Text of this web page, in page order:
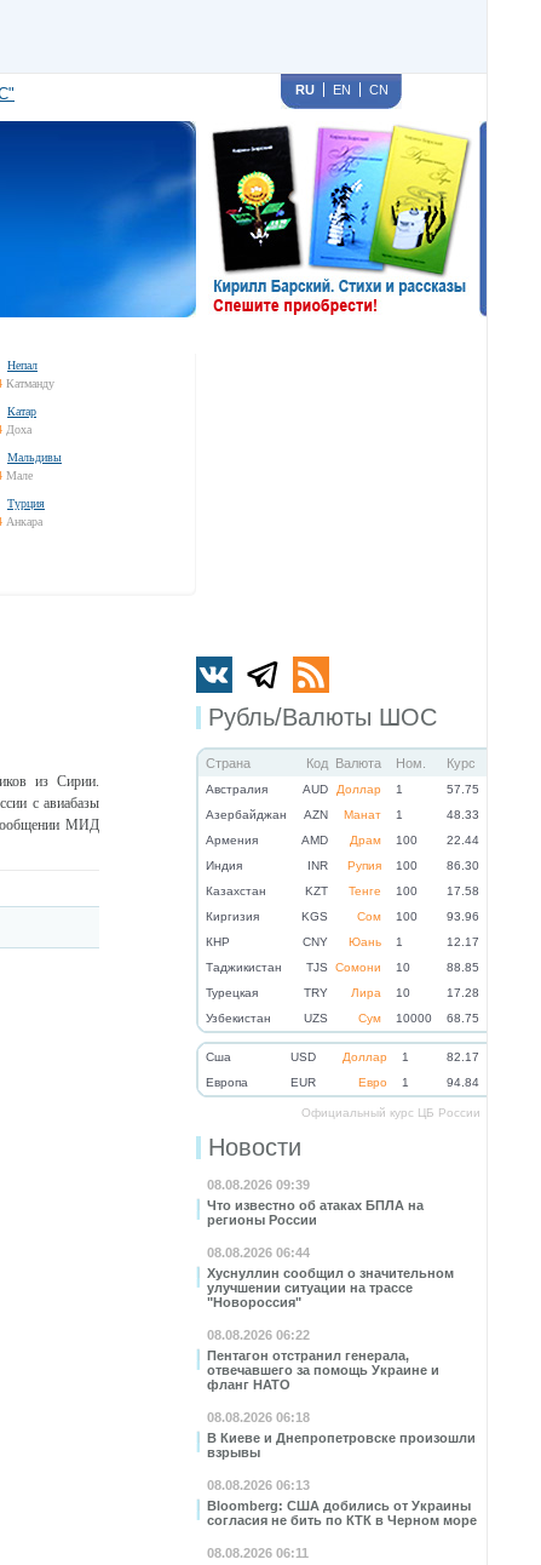
RU EN CN
Непал
Катманду
Катар
Доха
Мальдивы
Мале
Турция
Анкара
Рубль/Валюты ШОС
Страна Код Валюта Ном. Курс
Австралия AUD Доллар 1
57.75
Азербайджан
AZN Манат 1
48.33
Армения
AMD Драм 100
22.44
Индия
INR Рупия 100
86.30
Казахстан
KZT Тенге 100
17.58
Киргизия
KGS Сом 100
93.96
КНР
CNY Юань 1
12.17
Таджикистан
TJS Сомони 10
88.85
Турецкая
TRY Лира 10
17.28
Узбекистан
UZS Сум 10000 68.75
Cша USD Доллар 1
82.17
Eвропа
EUR Евро 1 94.84
Официальный курс ЦБ России
Новости
08.08.2026 09:39
Что известно об атаках БПЛА на
регионы России
08.08.2026 06:44
Хуснуллин сообщил о значительном
улучшении ситуации на трассе
"Новороссия"
08.08.2026 06:22
Пентагон отстранил генерала,
отвечавшего за помощь Украине и
фланг НАТО
08.08.2026 06:18
В Киеве и Днепропетровске произошли
взрывы
08.08.2026 06:13
Bloomberg: США добились от Украины
согласия не бить по КТК в Черном море
08.08.2026 06:11
из Сирии.
с авиабазы
сообщении МИД